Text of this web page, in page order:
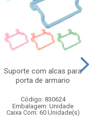
Suporte com alcas para
porta de armario
Código: 830624
Embalagem: Unidade
Caixa Com: 60 Unidade(s)